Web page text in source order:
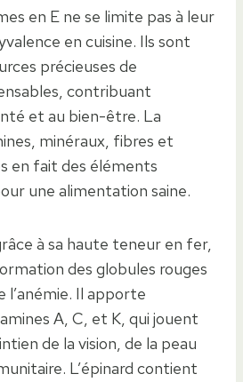
en E ne se limite pas à leur
en cuisine. Ils sont
précieuses de
contribuant
et au bien-être. La
minéraux, fibres et
en fait des éléments
une alimentation saine.
à sa haute teneur en fer,
des globules rouges
l’anémie. Il apporte
A, C, et K, qui jouent
de la vision, de la peau
L’épinard contient